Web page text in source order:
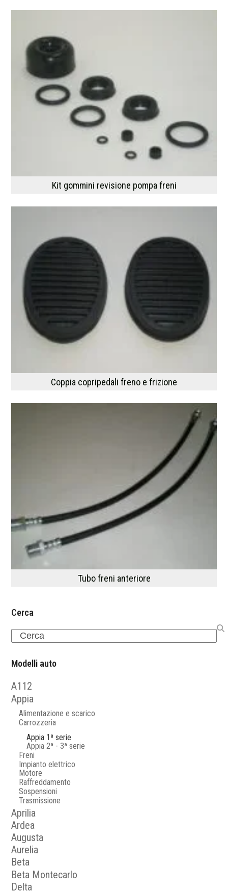
Kit gommini revisione pompa freni
Coppia copripedali freno e frizione
Tubo freni anteriore
Cerca
Search
Modelli auto
A112
Appia
Alimentazione e scarico
Carrozzeria
Appia 1ª serie
Appia 2ª - 3ª serie
Freni
Impianto elettrico
Motore
Raffreddamento
Sospensioni
Trasmissione
Aprilia
Ardea
Augusta
Aurelia
Beta
Beta Montecarlo
Delta